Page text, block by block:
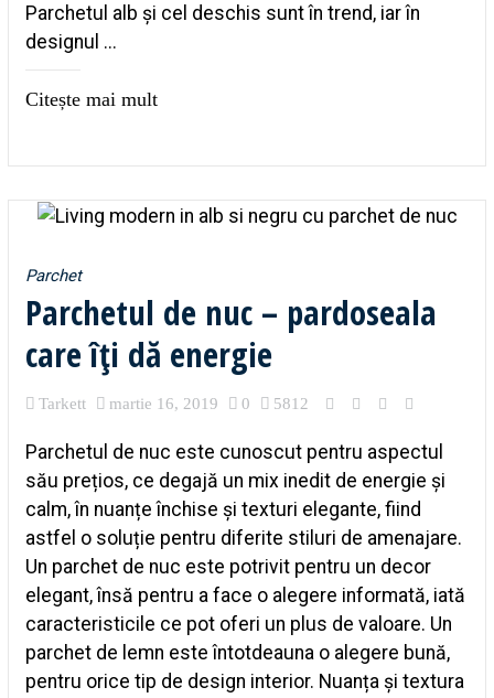
Parchetul alb și cel deschis sunt în trend, iar în
designul ...
Citește mai mult
Parchet
Parchetul de nuc – pardoseala
care îți dă energie
Tarkett martie 16, 2019 0 5812
Parchetul de nuc este cunoscut pentru aspectul
său prețios, ce degajă un mix inedit de energie și
calm, în nuanțe închise și texturi elegante, fiind
astfel o soluție pentru diferite stiluri de amenajare.
Un parchet de nuc este potrivit pentru un decor
elegant, însă pentru a face o alegere informată, iată
caracteristicile ce pot oferi un plus de valoare. Un
parchet de lemn este întotdeauna o alegere bună,
pentru orice tip de design interior. Nuanța și textura